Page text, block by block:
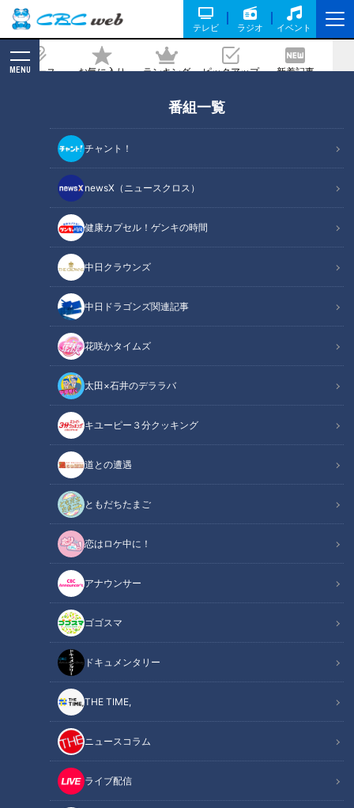
テレビ ラジオ イベント
ニュース お気に入り ランキング ピックアップ 新着記事
MENU
番組一覧
チャント！
newsX（ニュースクロス）
健康カプセル！ゲンキの時間
中日クラウンズ
中日ドラゴンズ関連記事
花咲かタイムズ
太田×石井のデララバ
キユーピー３分クッキング
道との遭遇
ともだちたまご
恋はロケ中に！
アナウンサー
ゴゴスマ
ドキュメンタリー
THE TIME,
ニュースコラム
ライブ配信
関係はどうなっていくのだろうか
2025/11/04 17:50
イメージ画像：「クマ出没」（写真ACより）
ニュースコラム
東西南北論説風
名古屋の東山動植物園を訪れた。クマ舎に入ると、日本生まれ
のツキノワグマやエゾヒグマが、マレーグマなど海外から来た
クマたちと飼育されている。檻の前で、園児たちは「可愛
い！」と歓声を上げていたが、大人たちは一様に「こんなのに
襲われたら怖いよね」という会話をしていた。
関連リンク
過去最悪の人身被害
イベントの中止も相次ぐ